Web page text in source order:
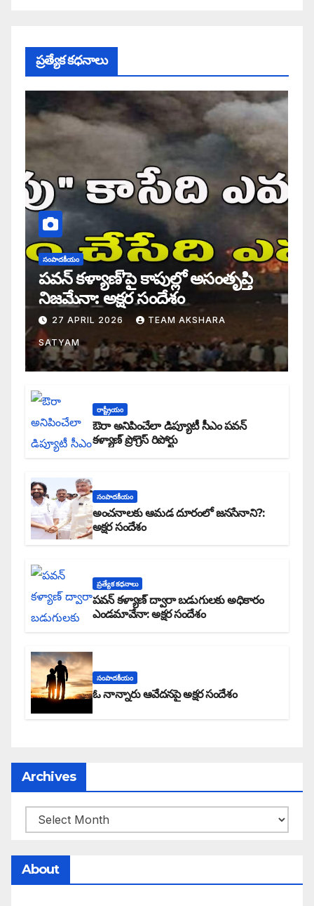
ప్రత్యేక కధనాలు
సంపాదకీయం
పవన్ కళ్యాణ్’పై కాపుల్లో అసంతృప్తి
నిజమేనా: అక్షర సందేశం
27 APRIL 2026 TEAM AKSHARA
SATYAM
రాష్ట్రీయం
ఔరా అనిపించేలా డిప్యూటీ సీఎం పవన్
కళ్యాణ్ ప్రోగ్రెస్ రిపోర్టు
సంపాదకీయం
అంచనాలకు ఆమడ దూరంలో జనసేనాని?:
అక్షర సందేశం
ప్రత్యేక కధనాలు
పవన్ కళ్యాణ్ ద్వారా బడుగులకు అధికారం
ఎండమావేనా: అక్షర సందేశం
సంపాదకీయం
ఓ నాన్నారు ఆవేదనపై అక్షర సందేశం
Archives
About